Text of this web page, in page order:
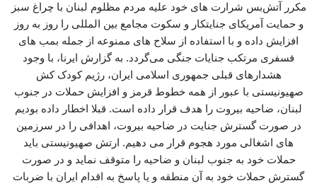
مکرر آتش‌بس شرارت های خود علیه مردم مظلوم لبنان با چراغ سبز
و حمایت آمریکای جنایتکار و سکوت مجامع بین المللی را روز به روز
افزایش داده و با استفاده از سلاح های ممنوعه از جمله بمب های
فسفری مرتکب جنایات جنگی می‌گردد. به گزارش ایرنا، با وجود
هشدارهای قبلی جمهوری اسلامی ایران، رژیم کودک کش
صهیونیستی با عبور از همه خطوط قرمز و افزایش حملات در جنوب
لبنان، ضاحیه بیروت را هدف قرار داده است. قبلا اخطار داده بودیم
در صورت گسترش جنایت در ضاحیه بیروت، اهدافی را در سرزمین
های اشغالی مورد هجوم قرار می دهیم. ارتش صهیونیستی باید
حملات خود به جنوب لبنان و ضاحیه را متوقف نماید و در صورت
گسترش حملات خود به آن منطقه و یا پاسخ به اقدام ایران با ضربات